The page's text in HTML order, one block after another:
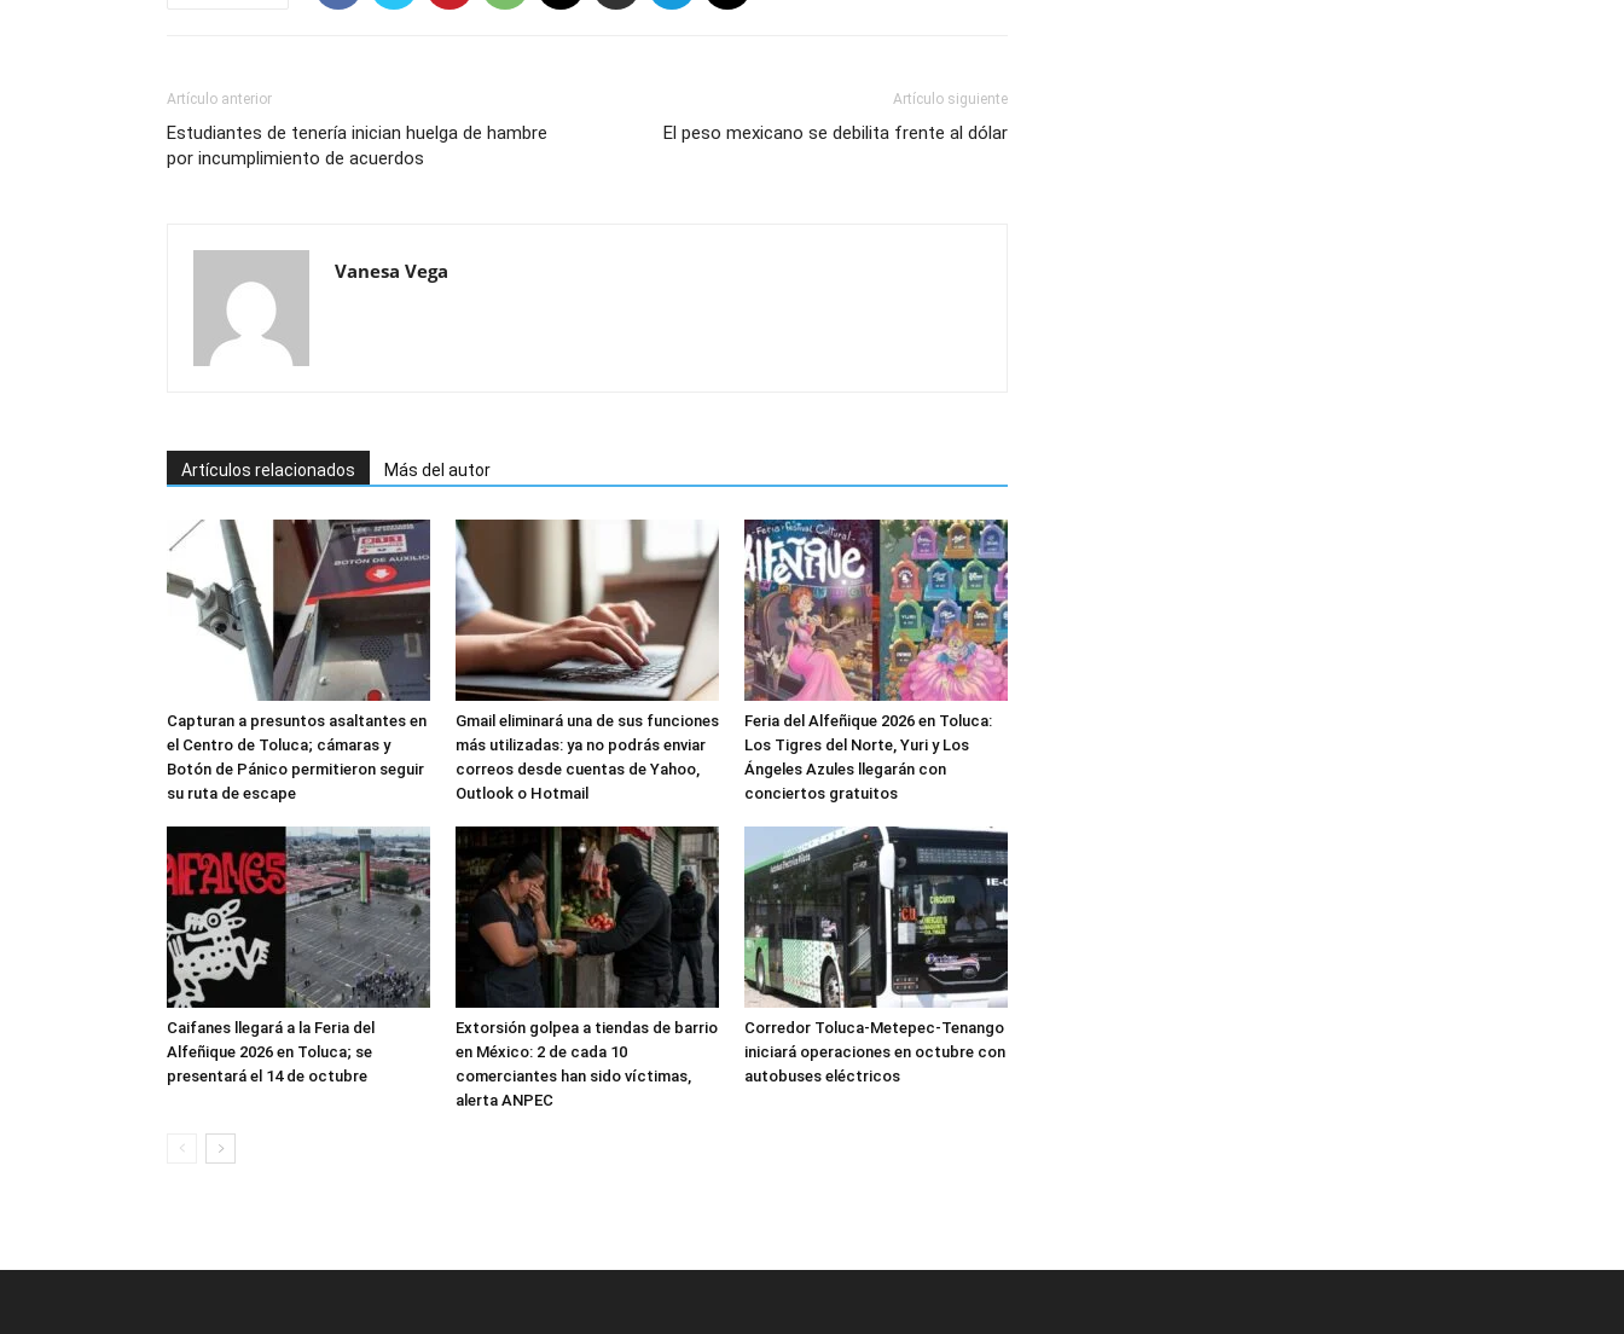
Artículo anterior
Estudiantes de tenería inician huelga de hambre
por incumplimiento de acuerdos
Artículo siguiente
El peso mexicano se debilita frente al dólar
Vanesa Vega
Artículos relacionados Más del autor
Capturan a presuntos asaltantes en
el Centro de Toluca; cámaras y
Botón de Pánico permitieron seguir
su ruta de escape
Gmail eliminará una de sus funciones
más utilizadas: ya no podrás enviar
correos desde cuentas de Yahoo,
Outlook o Hotmail
Feria del Alfeñique 2026 en Toluca:
Los Tigres del Norte, Yuri y Los
Ángeles Azules llegarán con
conciertos gratuitos
Caifanes llegará a la Feria del
Alfeñique 2026 en Toluca; se
presentará el 14 de octubre
Extorsión golpea a tiendas de barrio
en México: 2 de cada 10
comerciantes han sido víctimas,
alerta ANPEC
Corredor Toluca-Metepec-Tenango
iniciará operaciones en octubre con
autobuses eléctricos